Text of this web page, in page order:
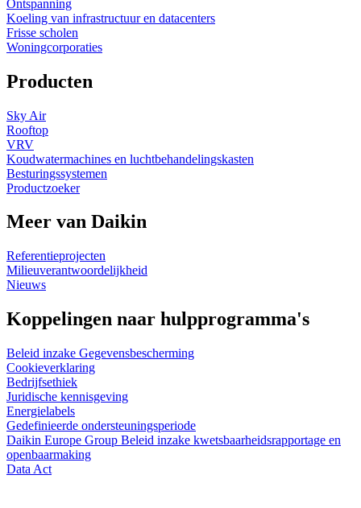
Ontspanning
Koeling van infrastructuur en datacenters
Frisse scholen
Woningcorporaties
Producten
Sky Air
Rooftop
VRV
Koudwatermachines en luchtbehandelingskasten
Besturingssystemen
Productzoeker
Meer van Daikin
Referentieprojecten
Milieuverantwoordelijkheid
Nieuws
Koppelingen naar hulpprogramma's
Beleid inzake Gegevensbescherming
Cookieverklaring
Bedrijfsethiek
Juridische kennisgeving
Energielabels
Gedefinieerde ondersteuningsperiode
Daikin Europe Group Beleid inzake kwetsbaarheidsrapportage en
openbaarmaking
Data Act